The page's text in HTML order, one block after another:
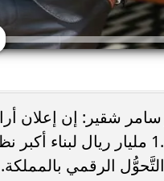
سامر شقير: إن إعلان
"سلوشنز" بقيمة 1.4 مليار
الرقمي بالمملكة.
هشام ماجد وهنا